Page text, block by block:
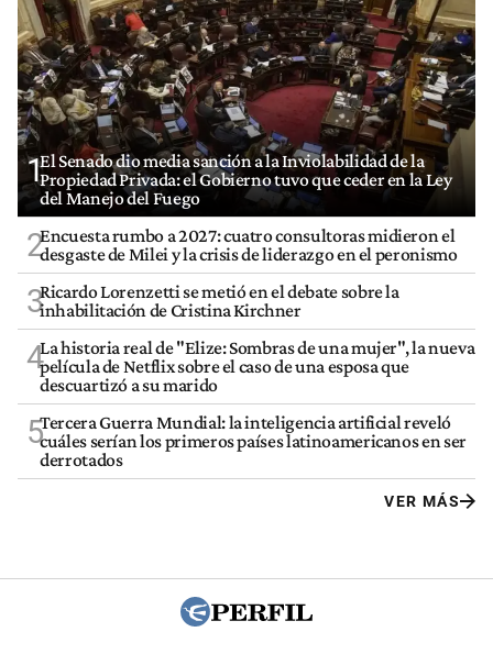
1El Senado dio media sanción a la Inviolabilidad de la
Propiedad Privada: el Gobierno tuvo que ceder en la Ley
del Manejo del Fuego
2Encuesta rumbo a 2027: cuatro consultoras midieron el
desgaste de Milei y la crisis de liderazgo en el peronismo
3Ricardo Lorenzetti se metió en el debate sobre la
inhabilitación de Cristina Kirchner
4La historia real de "Elize: Sombras de una mujer", la nueva
película de Netflix sobre el caso de una esposa que
descuartizó a su marido
5Tercera Guerra Mundial: la inteligencia artificial reveló
cuáles serían los primeros países latinoamericanos en ser
derrotados
VER MÁS